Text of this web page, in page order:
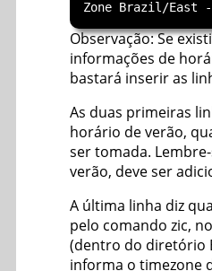
Observação: Se
informações de
bastará inserir as
As duas primeiras
horário de verão,
ser tomada.
verão, deve ser
A última linha diz
pelo comando zic,
(dentro do diretório
informa o timezone